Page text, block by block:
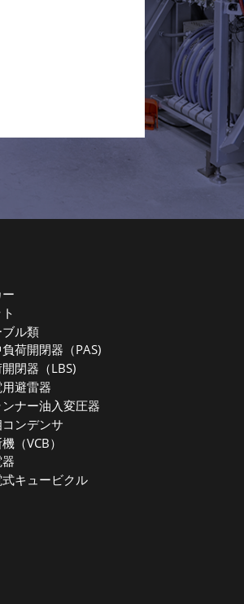
ル類
荷開閉器（PAS)
閉器（LBS)
避雷器
ンナー油入変圧器
ンデンサ
（VCB）
キュービクル